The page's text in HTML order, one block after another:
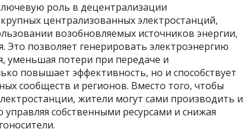
роль в децентрализации
централизованных электростанций,
возобновляемых источников энергии,
Это позволяет генерировать электроэнергию
уменьшая потери при передаче и
повышает эффективность, но и способствует
сообществ и регионов. Вместо того, чтобы
жители могут сами производить и
собственными ресурсами и снижая